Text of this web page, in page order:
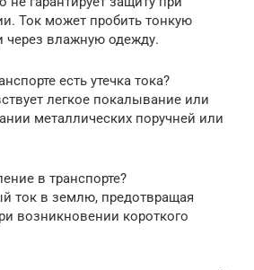
Ток может пробить тонкую
через влажную одежду.
есть утечка тока?
легкое покалывание или
металлических поручней или
в транспорте?
ток в землю, предотвращая
возникновении короткого